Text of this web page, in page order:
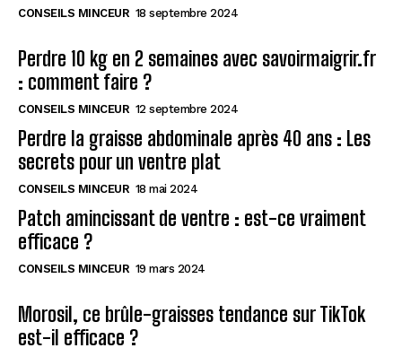
CONSEILS MINCEUR 18 septembre 2024
Perdre 10 kg en 2 semaines avec savoirmaigrir.fr
: comment faire ?
CONSEILS MINCEUR 12 septembre 2024
Perdre la graisse abdominale après 40 ans : Les
secrets pour un ventre plat
CONSEILS MINCEUR 18 mai 2024
Patch amincissant de ventre : est-ce vraiment
efficace ?
CONSEILS MINCEUR 19 mars 2024
Morosil, ce brûle-graisses tendance sur TikTok
est-il efficace ?